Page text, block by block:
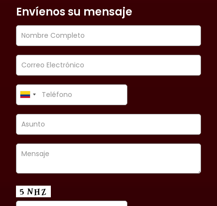
Envíenos su mensaje